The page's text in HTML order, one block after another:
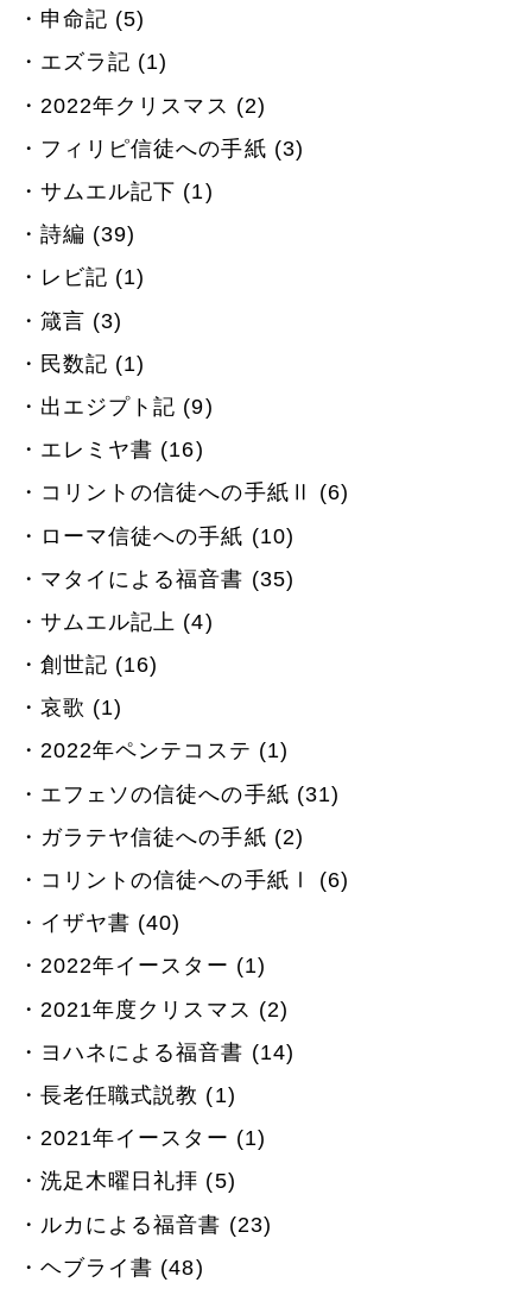
申命記 (5)
エズラ記 (1)
2022年クリスマス (2)
フィリピ信徒への手紙 (3)
サムエル記下 (1)
詩編 (39)
レビ記 (1)
箴言 (3)
民数記 (1)
出エジプト記 (9)
エレミヤ書 (16)
コリントの信徒への手紙Ⅱ (6)
ローマ信徒への手紙 (10)
マタイによる福音書 (35)
サムエル記上 (4)
創世記 (16)
哀歌 (1)
2022年ペンテコステ (1)
エフェソの信徒への手紙 (31)
ガラテヤ信徒への手紙 (2)
コリントの信徒への手紙Ⅰ (6)
イザヤ書 (40)
2022年イースター (1)
2021年度クリスマス (2)
ヨハネによる福音書 (14)
長老任職式説教 (1)
2021年イースター (1)
洗足木曜日礼拝 (5)
ルカによる福音書 (23)
ヘブライ書 (48)